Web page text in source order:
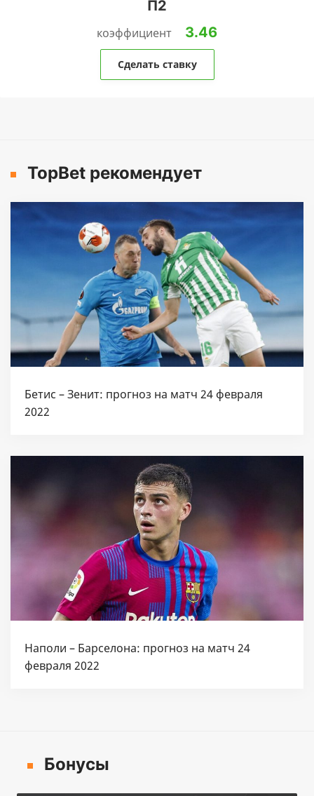
П2
коэффициент 3.46
Сделать ставку
TopBet рекомендует
Бетис – Зенит: прогноз на матч 24 февраля
2022
Наполи – Барселона: прогноз на матч 24
февраля 2022
Бонусы